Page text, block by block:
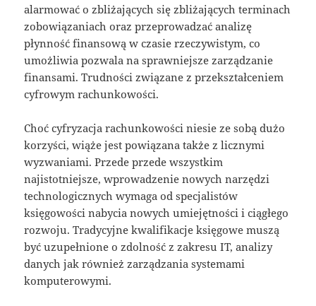
alarmować o zbliżających się zbliżających terminach
zobowiązaniach oraz przeprowadzać analizę
płynność finansową w czasie rzeczywistym, co
umożliwia pozwala na sprawniejsze zarządzanie
finansami. Trudności związane z przekształceniem
cyfrowym rachunkowości.
Choć cyfryzacja rachunkowości niesie ze sobą dużo
korzyści, wiąże jest powiązana także z licznymi
wyzwaniami. Przede przede wszystkim
najistotniejsze, wprowadzenie nowych narzędzi
technologicznych wymaga od specjalistów
księgowości nabycia nowych umiejętności i ciągłego
rozwoju. Tradycyjne kwalifikacje księgowe muszą
być uzupełnione o zdolność z zakresu IT, analizy
danych jak również zarządzania systemami
komputerowymi.